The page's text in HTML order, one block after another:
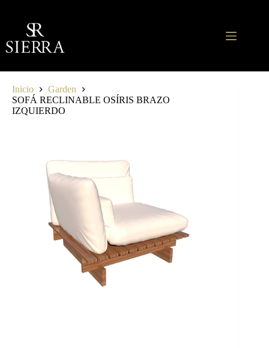
contenido
Inicio
Garden
SOFÁ RECLINABLE OSÍRIS BRAZO
IZQUIERDO